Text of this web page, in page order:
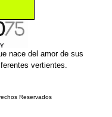
nace del amor de sus
vertientes.
Reservados